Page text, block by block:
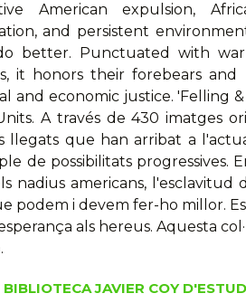
American expulsion,
and persistent
better. Punctuated with
it honors their forebears
and economic justice. 'Felling
A través de 430 imatges
llegats que han arribat a
de possibilitats progressives.
americans, l'esclavitud
podem i devem fer-ho millor.
als hereus. Aquesta
BIBLIOTECA JAVIER COY